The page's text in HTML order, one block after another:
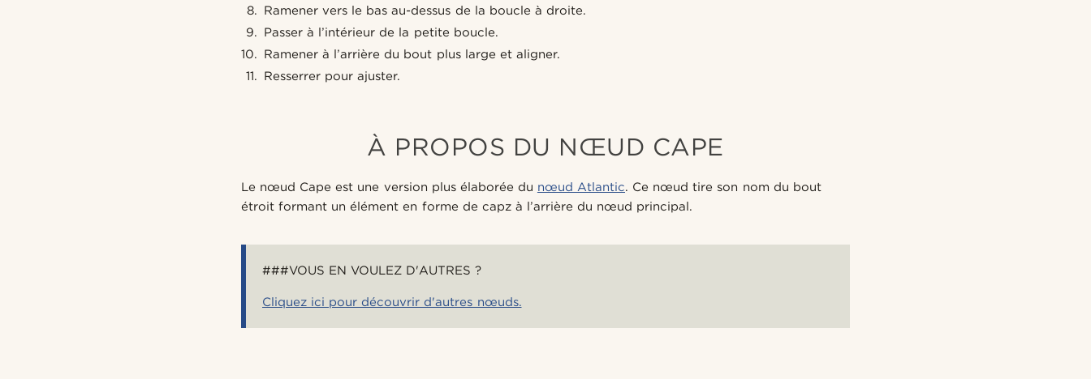
Ramener vers le bas au-dessus de la boucle à droite.
Passer à l’intérieur de la petite boucle.
Ramener à l’arrière du bout plus large et aligner.
Resserrer pour ajuster.
À PROPOS DU NŒUD CAPE
Le nœud Cape est une version plus élaborée du nœud Atlantic. Ce nœud tire son nom du bout
étroit formant un élément en forme de capz à l’arrière du nœud principal.
###VOUS EN VOULEZ D'AUTRES ?
Cliquez ici pour découvrir d'autres nœuds.